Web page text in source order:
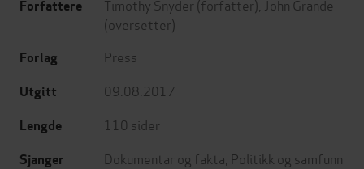
Forfattere Timothy Snyder (forfatter), John Grande
(oversetter)
Forlag Press
Utgitt 09.08.2017
Lengde 110 sider
Sjanger Dokumentar og fakta Politikk og samfunn